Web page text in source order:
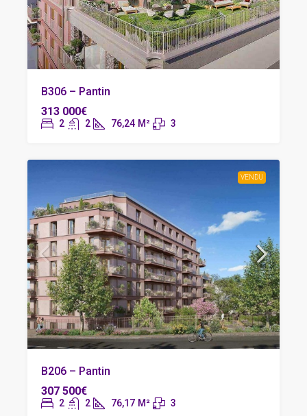
B306 – Pantin
313 000€
2 2 76,24 M² 3
VENDU
B206 – Pantin
307 500€
2 2 76,17 M² 3